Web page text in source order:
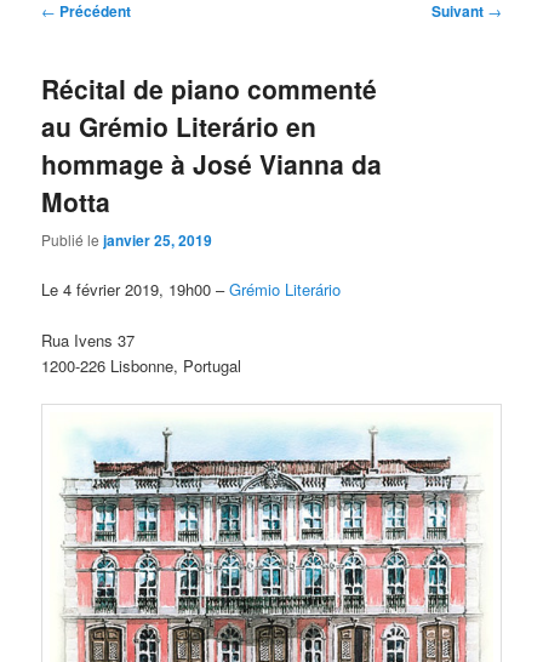
Navigation
← Précédent Suivant →
Récital de piano commenté
au Grémio Literário en
hommage à José Vianna da
Motta
Publié lejanvier 25, 2019
Le 4 février 2019, 19h00 –Grémio Literário
Rua Ivens 37
1200-226 Lisbonne, Portugal